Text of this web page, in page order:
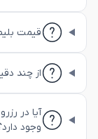
قیمت
از چند
آیا در
وجود